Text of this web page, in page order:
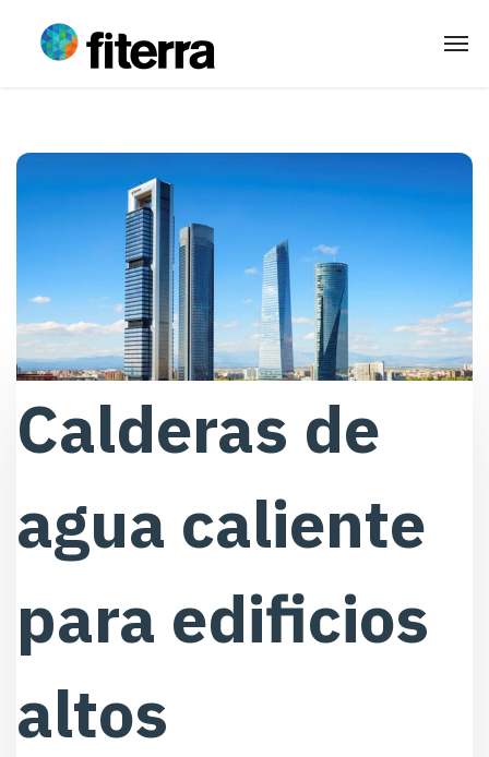
Calderas de
agua caliente
para edificios
altos